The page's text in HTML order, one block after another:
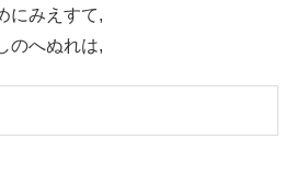
にみえすて,
のへぬれは,